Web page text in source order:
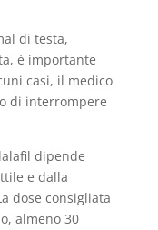
di testa,
è importante
casi, il medico
di interrompere
dipende
e dalla
dose consigliata
almeno 30